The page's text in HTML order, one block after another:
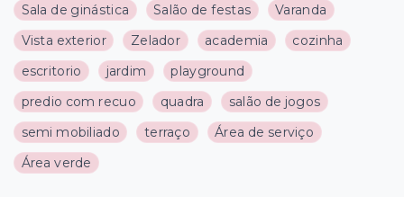
Sala de ginástica
Salão de festas
Varanda
Vista exterior
Zelador academia
cozinha
escritorio
jardim
playground
predio com recuo
quadra
salão de jogos
semi mobiliado
terraço
Área de serviço
Área verde